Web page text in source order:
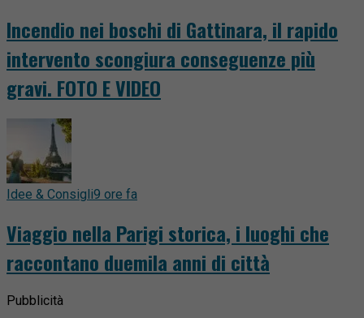
Incendio nei boschi di Gattinara, il rapido
intervento scongiura conseguenze più
gravi. FOTO E VIDEO
Idee & Consigli9 ore fa
Viaggio nella Parigi storica, i luoghi che
raccontano duemila anni di città
Pubblicità